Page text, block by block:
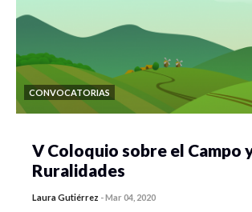
CONVOCATORIAS
V Coloquio sobre el Campo
Ruralidades
Laura Gutiérrez -Mar 04, 2020